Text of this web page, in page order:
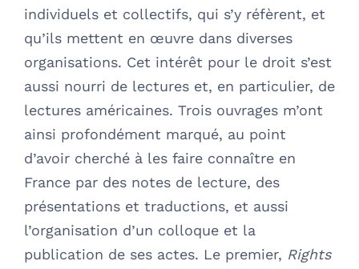
individuels et collectifs, qui s’y réfèrent, et
qu’ils mettent en œuvre dans diverses
organisations. Cet intérêt pour le droit s’est
aussi nourri de lectures et, en particulier, de
lectures américaines. Trois ouvrages m’ont
ainsi profondément marqué, au point
d’avoir cherché à les faire connaître en
France par des notes de lecture, des
présentations et traductions, et aussi
l’organisation d’un colloque et la
publication de ses actes. Le premier, Rights